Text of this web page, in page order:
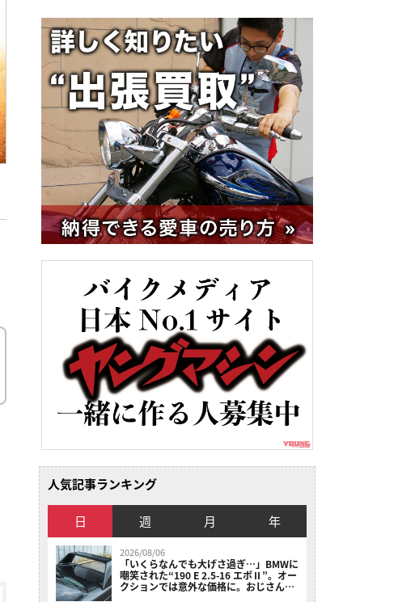
人気記事ランキング
日 週 月 年
2026/08/06
「いくらなんでも大げさ過ぎ…」BMWに
嘲笑された“190 E 2.5-16 エボⅡ”。オー
クションでは意外な価格に。おじさん達